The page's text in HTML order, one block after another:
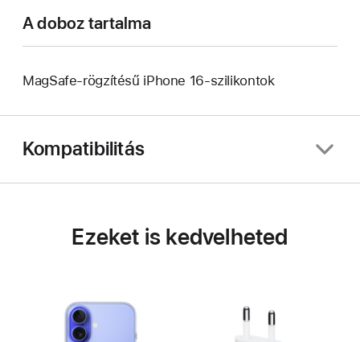
A doboz tartalma
MagSafe-rögzítésű iPhone 16-szilikontok
Kompatibilitás
Ezeket is kedvelheted